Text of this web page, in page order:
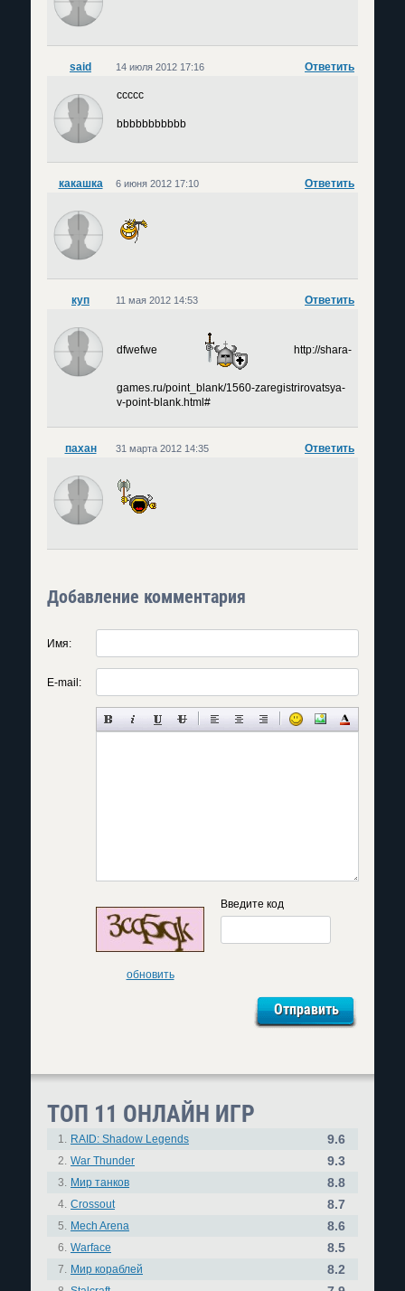
said Ответить
14 июля 2012 17:16
ccccc
bbbbbbbbbbb
какашка Ответить
6 июня 2012 17:10
куп Ответить
11 мая 2012 14:53
dfwefwe http://shara-
games.ru/point_blank/1560-zaregistrirovatsya-
v-point-blank.html#
пахан Ответить
31 марта 2012 14:35
Добавление комментария
Имя:
E-mail:
обновить
Введите код
ТОП 11 ОНЛАЙН ИГР
1. RAID: Shadow Legends 9.6
2. War Thunder 9.3
3. Мир танков 8.8
4. Crossout 8.7
5. Mech Arena 8.6
6. Warface 8.5
7. Мир кораблей 8.2